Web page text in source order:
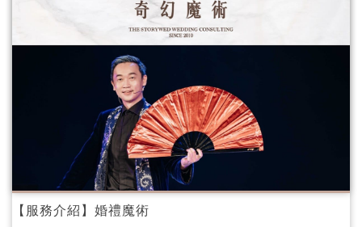
【服務介紹】婚禮魔術